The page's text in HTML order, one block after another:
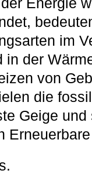
im
in der
von
die
Geige